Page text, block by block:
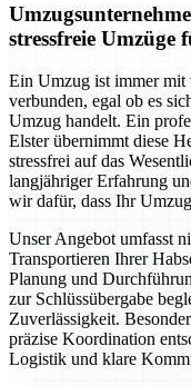
stressfreie
Ein Umzug ist immer mit
verbunden, egal ob es
Umzug handelt. Ein
Elster übernimmt diese
stressfrei auf das
langjähriger Erfahrung
wir dafür, dass Ihr
Unser Angebot umfasst
Transportieren Ihrer
Planung und
zur Schlüssübergabe
Zuverlässigkeit.
präzise Koordination
Logistik und klare